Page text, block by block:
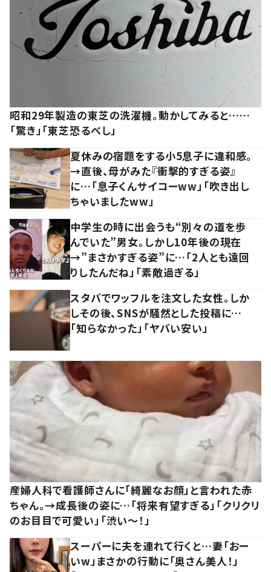
昭和29年製造の東芝の洗濯機。動かしてみると……
「驚き」「東芝恐るべし」
夏休みの宿題をする小5息子に違和感。
→直後、母がみた『衝撃的すぎる姿』
に…「息子くんサイコーww」「吹き出し
ちゃいましたww」
中学生の時に出会うも“別々の道を歩
んでいた”男女。しかし10年後の現在
→”まさかすぎる姿”に…「2人とも遠回
りしたんだね」「素敵過ぎる」
スタバでワッフルを注文した女性。しか
しその後、SNSが騒然とした投稿に…
「知らなかった」「ヤバい安い」
産婦人科で看護師さんに「綺麗なお顔」と言われた赤
ちゃん。→成長後の姿に…「将来有望すぎる」「クリクリ
のお目目で可愛い」「渋い～！」
スーパーに夫を連れて行くと…妻「おー
いw」まさかの行動に「奥さん美人！」